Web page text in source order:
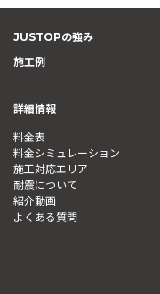
JUSTOPの強み
施工例
詳細情報
料金表
料金シミュレーション
施工対応エリア
耐震について
紹介動画
よくある質問